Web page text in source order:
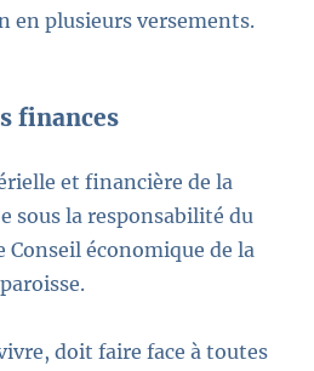
en plusieurs versements.
finances
et financière de la
sous la responsabilité du
Conseil économique de la
paroisse.
doit faire face à toutes